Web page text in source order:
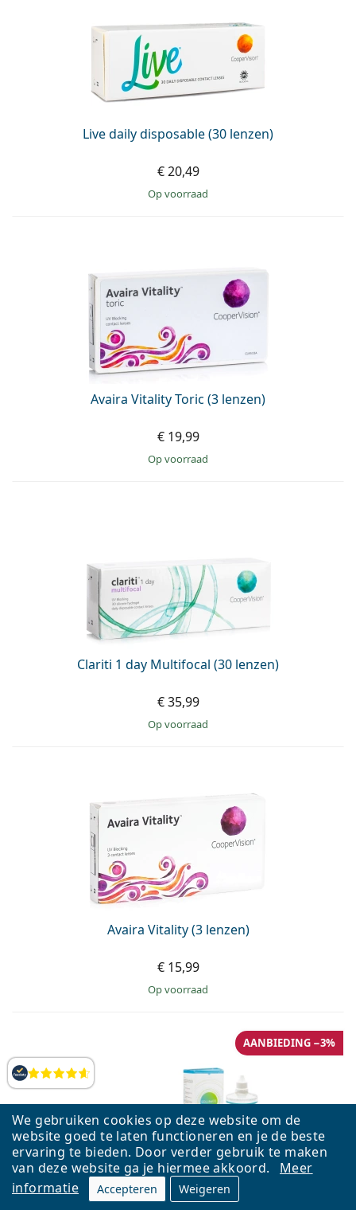
We gebruiken cookies op deze website om de
website goed te laten functioneren en je de beste
ervaring te bieden. Door verder gebruik te maken
van deze website ga je hiermee akkoord.
Meer
informatie
Accepteren Weigeren
Beoordelingen
Live daily disposable (30 lenzen)
€ 20,49
op voorraad
Avaira Vitality Toric (3 lenzen)
€ 19,99
op voorraad
Clariti 1 day Multifocal (30 lenzen)
€ 35,99
op voorraad
Avaira Vitality (3 lenzen)
€ 15,99
op voorraad
Biofinity Energys (6 lenzen) + Solunate Multi-Purpose
AANBIEDING −3%